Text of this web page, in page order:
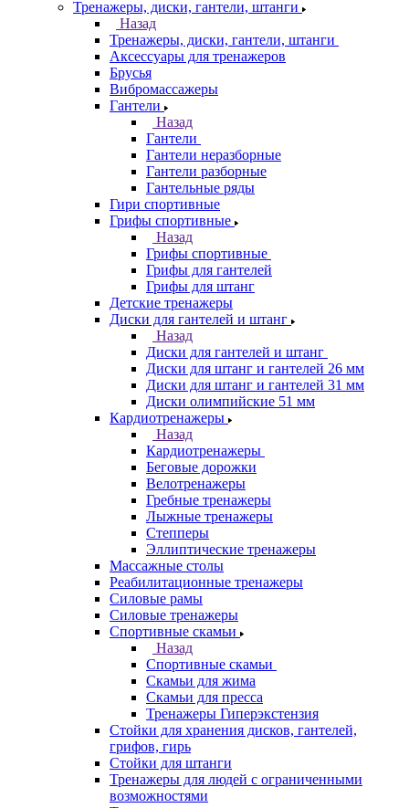
Тренажеры, диски, гантели, штанги
Назад
Тренажеры, диски, гантели, штанги
Аксессуары для тренажеров
Брусья
Вибромассажеры
Гантели
Назад
Гантели
Гантели неразборные
Гантели разборные
Гантельные ряды
Гири спортивные
Грифы спортивные
Назад
Грифы спортивные
Грифы для гантелей
Грифы для штанг
Детские тренажеры
Диски для гантелей и штанг
Назад
Диски для гантелей и штанг
Диски для штанг и гантелей 26 мм
Диски для штанг и гантелей 31 мм
Диски олимпийские 51 мм
Кардиотренажеры
Назад
Кардиотренажеры
Беговые дорожки
Велотренажеры
Гребные тренажеры
Лыжные тренажеры
Степперы
Эллиптические тренажеры
Массажные столы
Реабилитационные тренажеры
Силовые рамы
Силовые тренажеры
Спортивные скамьи
Назад
Спортивные скамьи
Скамьи для жима
Скамьи для пресса
Тренажеры Гиперэкстензия
Стойки для хранения дисков, гантелей,
грифов, гирь
Стойки для штанги
Тренажеры для людей с ограниченными
возможностями